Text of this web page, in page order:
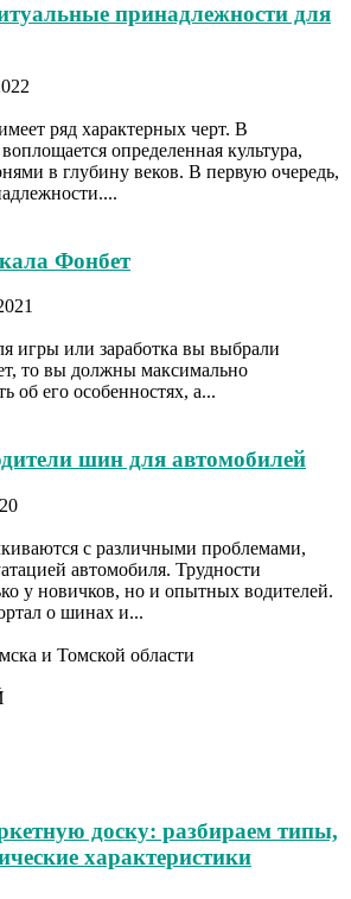
принадлежности для
ряд характерных черт. В
определенная культура,
в глубину веков. В первую очередь,
Фонбет
игры или заработка вы выбрали
то вы должны максимально
об его особенностях, а...
шин для автомобилей
с различными проблемами,
автомобиля. Трудности
у новичков, но и опытных водителей.
о шинах и...
и Томской области
доску: разбираем типы,
характеристики